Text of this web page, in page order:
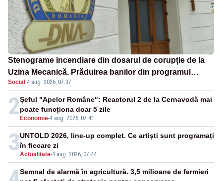
Stenograme incendiare din dosarul de corupție de la
Uzina Mecanică. Prăduirea banilor din programul
SAFE, interceptată de DNA
Social ·4 aug. 2026, 07:37
2 Economie-4 aug. 2026, 07:41
Șeful "Apelor Române": Reactorul 2 de la Cernavodă mai
poate funcționa doar 5 zile
3Actualitate-4 aug. 2026, 07:44
UNTOLD 2026, line-up complet. Ce artiști sunt programați
în fiecare zi
Semnal de alarmă în agricultură. 3,5 milioane de fermieri